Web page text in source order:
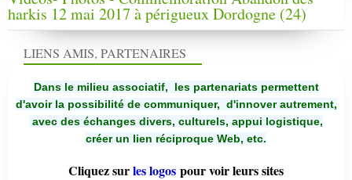
harkis 12 mai 2017 à périgueux Dordogne (24)
LIENS AMIS, PARTENAIRES
Dans le milieu associatif, les partenariats permettent
d'avoir la possibilité de communiquer, d'innover autrement,
avec des échanges divers, culturels, appui logistique,
créer un lien réciproque Web, etc.
Cliquez surles logos pour voir leurs sites